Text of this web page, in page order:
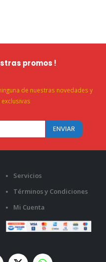
promos !
de nuestras novedades y
Servicios
Términos y Condiciones
Mi Cuenta